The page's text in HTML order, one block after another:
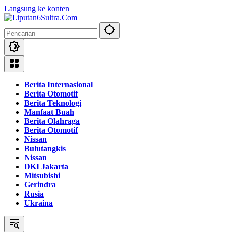
Langsung ke konten
Berita Internasional
Berita Otomotif
Berita Teknologi
Manfaat Buah
Berita Olahraga
Berita Otomotif
Nissan
Bulutangkis
Nissan
DKI Jakarta
Mitsubishi
Gerindra
Rusia
Ukraina